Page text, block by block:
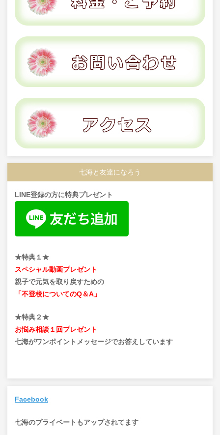
七海と友達になろう
LINE登録の方に特典プレゼント
★特典１★
スペシャル動画プレゼント
親子で元気を取り戻すための
「不登校についてのQ＆A」
★特典２★
お悩み相談１回プレゼント
七海がワンポイントメッセージでお答えしています
Facebook
七海のプライベートもアップされてます